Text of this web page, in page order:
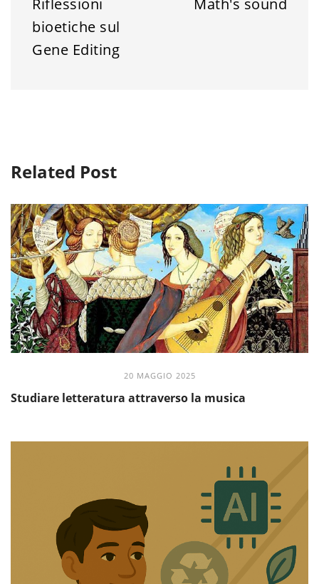
Riflessioni
bioetiche sul
Gene Editing
Math's sound
Related Post
20 MAGGIO 2025
Studiare letteratura attraverso la musica